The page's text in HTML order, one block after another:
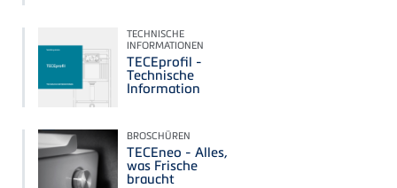
TECHNISCHE
INFORMATIONEN
TECEprofil -
Technische
Information
BROSCHÜREN
TECEneo - Alles,
was Frische
braucht